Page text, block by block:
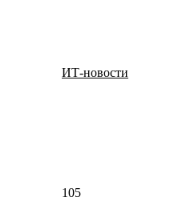
ИТ-новости
105